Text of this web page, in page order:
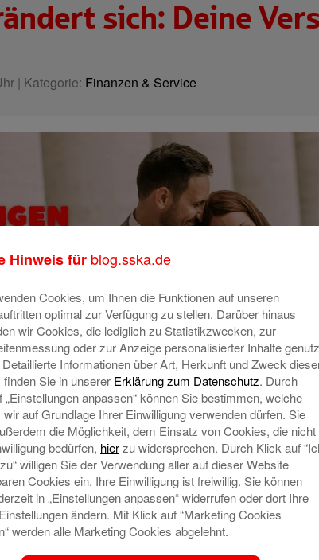
sich: Deine
| Kategorie: Finanzen & Service
Hinweis für blog.sska.de
Cookies, um Ihnen die Funktionen auf unseren
optimal zur Verfügung zu stellen. Darüber hinaus
wir Cookies, die lediglich zu Statistikzwecken, zur
oder zur Anzeige personalisierter Inhalte
Informationen über Art, Herkunft und Zweck
Sie in unserer Erklärung zum Datenschutz. Durch
„Einstellungen anpassen“ können Sie bestimmen, welche
auf Grundlage Ihrer Einwilligung verwenden dürfen. Sie
die Möglichkeit, dem Einsatz von Cookies, die nicht
bedürfen, hierzu widersprechen. Durch Klick auf
willigen Sie der Verwendung aller auf dieser Website
Cookies ein. Ihre Einwilligung ist freiwillig. Sie können
in „Einstellungen anpassen“ widerrufen oder dort Ihre
ändern. Mit Klick auf “Marketing Cookies
werden alle Marketing Cookies abgelehnt.